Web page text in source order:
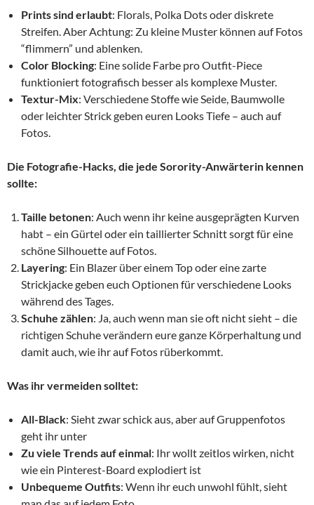
Prints sind erlaubt: Florals, Polka Dots oder diskrete
Streifen. Aber Achtung: Zu kleine Muster können auf Fotos
“flimmern” und ablenken.
Color Blocking: Eine solide Farbe pro Outfit-Piece
funktioniert fotografisch besser als komplexe Muster.
Textur-Mix: Verschiedene Stoffe wie Seide, Baumwolle
oder leichter Strick geben euren Looks Tiefe – auch auf
Fotos.
Die Fotografie-Hacks, die jede Sorority-Anwärterin kennen
sollte:
Taille betonen: Auch wenn ihr keine ausgeprägten Kurven
habt – ein Gürtel oder ein taillierter Schnitt sorgt für eine
schöne Silhouette auf Fotos.
Layering: Ein Blazer über einem Top oder eine zarte
Strickjacke geben euch Optionen für verschiedene Looks
während des Tages.
Schuhe zählen: Ja, auch wenn man sie oft nicht sieht – die
richtigen Schuhe verändern eure ganze Körperhaltung und
damit auch, wie ihr auf Fotos rüberkommt.
Was ihr vermeiden solltet:
All-Black: Sieht zwar schick aus, aber auf Gruppenfotos
geht ihr unter
Zu viele Trends auf einmal: Ihr wollt zeitlos wirken, nicht
wie ein Pinterest-Board explodiert ist
Unbequeme Outfits: Wenn ihr euch unwohl fühlt, sieht